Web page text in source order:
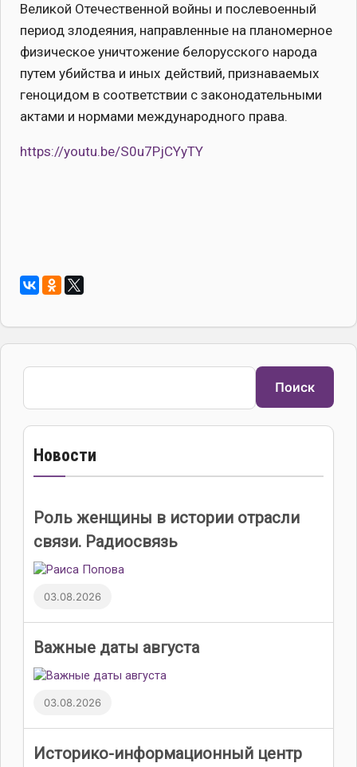
Великой Отечественной войны и послевоенный
период злодеяния, направленные на планомерное
физическое уничтожение белорусского народа
путем убийства и иных действий, признаваемых
геноцидом в соответствии с законодательными
актами и нормами международного права.
https://youtu.be/S0u7PjCYyTY
Поиск
Поиск
Новости
Роль женщины в истории отрасли
связи. Радиосвязь
03.08.2026
Важные даты августа
03.08.2026
Историко-информационный центр